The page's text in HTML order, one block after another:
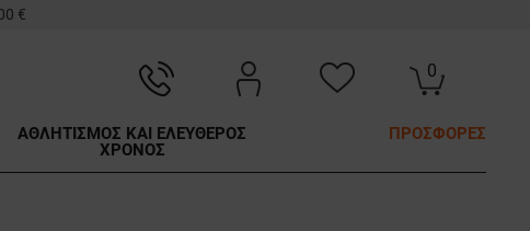
€
0
ΑΘΛΗΤΙΣΜΟΣ ΚΑΙ ΕΛΕΥΘΕΡΟΣ
ΧΡΟΝΟΣ
ΠΡΟΣΦΟΡΕΣ